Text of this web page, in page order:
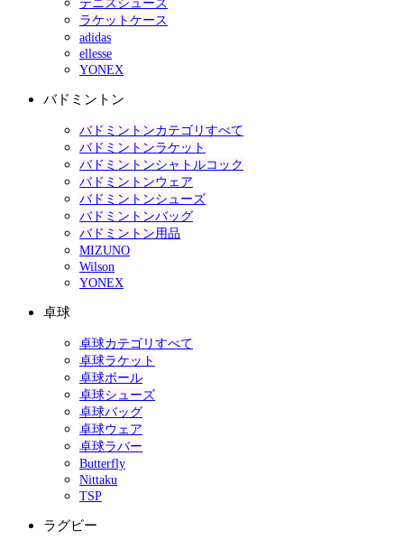
テニスシューズ
ラケットケース
adidas
ellesse
YONEX
バドミントン
バドミントンカテゴリすべて
バドミントンラケット
バドミントンシャトルコック
バドミントンウェア
バドミントンシューズ
バドミントンバッグ
バドミントン用品
MIZUNO
Wilson
YONEX
卓球
卓球カテゴリすべて
卓球ラケット
卓球ボール
卓球シューズ
卓球バッグ
卓球ウェア
卓球ラバー
Butterfly
Nittaku
TSP
ラグビー